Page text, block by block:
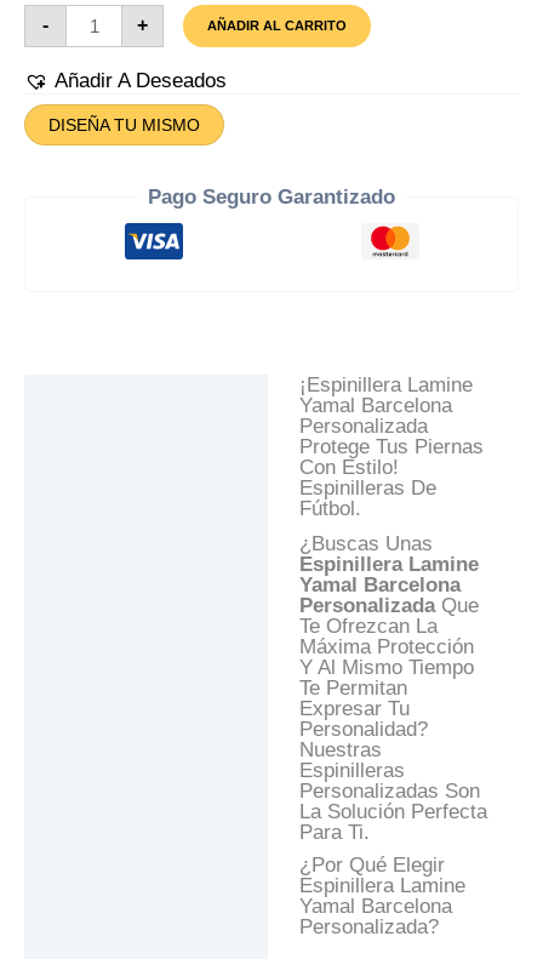
-
Espinillera
Lamine
Yamal
Barcelona
+ AÑADIR AL CARRITO
Añadir A Deseados
DISEÑA TU MISMO
Pago Seguro Garantizado
¡Espinillera Lamine
Yamal Barcelona
Personalizada
Protege Tus Piernas
Con Estilo!
Espinilleras De
Fútbol.
¿Buscas Unas
Espinillera Lamine
Yamal Barcelona
PersonalizadaQue
Te Ofrezcan La
Máxima Protección
Y Al Mismo Tiempo
Te Permitan
Expresar Tu
Personalidad?
Nuestras
Espinilleras
Personalizadas Son
La Solución Perfecta
Para Ti.
¿Por Qué Elegir
Espinillera Lamine
Yamal Barcelona
Personalizada?